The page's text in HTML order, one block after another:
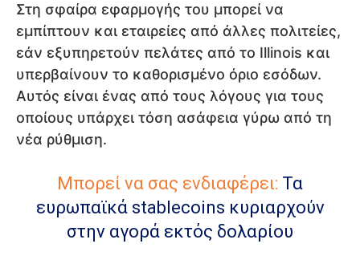
Στη σφαίρα εφαρμογής του μπορεί να
εμπίπτουν και εταιρείες από άλλες πολιτείες,
εάν εξυπηρετούν πελάτες από το Illinois και
υπερβαίνουν το καθορισμένο όριο εσόδων.
Αυτός είναι ένας από τους λόγους για τους
οποίους υπάρχει τόση ασάφεια γύρω από τη
νέα ρύθμιση.
Μπορεί να σας ενδιαφέρει: Τα
ευρωπαϊκά stablecoins κυριαρχούν
στην αγορά εκτός δολαρίου